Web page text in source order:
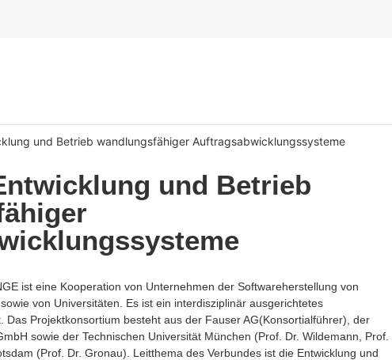
und Betrieb wandlungsfähiger Auftragsabwicklungssysteme
und Betrieb
ist eine Kooperation von Unternehmen der Softwareherstellung von
von Universitäten. Es ist ein interdisziplinär ausgerichtetes
Das Projektkonsortium besteht aus der Fauser AG(Konsortialführer), der
sowie der Technischen Universität München (Prof. Dr. Wildemann, Prof.
(Prof. Dr. Gronau). Leitthema des Verbundes ist die Entwicklung und